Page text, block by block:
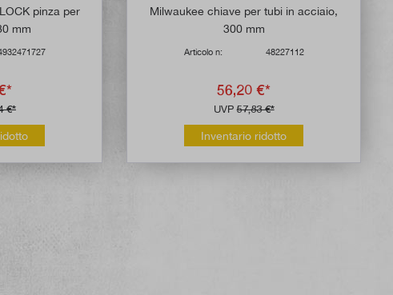
pinza per
mm
€*
Milwaukee chiave per tubi in acciaio,
300 mm
Articolo n: 48227112
56,20 €*
UVP57,83 €*
Inventario ridotto